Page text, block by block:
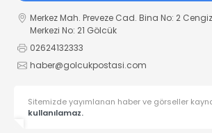
Merkez Mah. Preveze Cad. Bina No: 2
Merkezi No: 21 Gölcük
02624132333
haber@golcukpostasi.com
Sitemizde yayımlanan haber ve görseller
kullanılamaz.